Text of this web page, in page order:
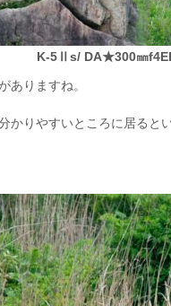
K-5Ⅱs/ DA★300㎜
ありますね。
かりやすいところに居ると